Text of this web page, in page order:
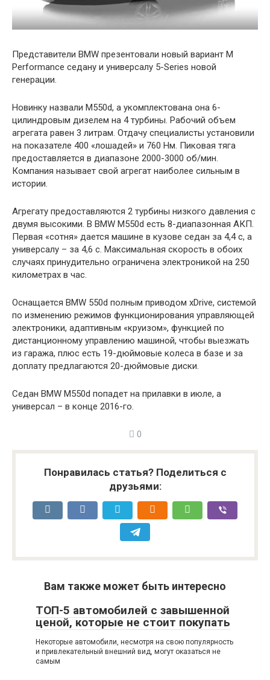
Представители BMW презентовали новый вариант M
Performance седану и универсалу 5-Series новой
генерации.
Новинку назвали M550d, а укомплектована она 6-
цилиндровым дизелем на 4 турбины. Рабочий объем
агрегата равен 3 литрам. Отдачу специалисты установили
на показателе 400 «лошадей» и 760 Нм. Пиковая тяга
предоставляется в диапазоне 2000-3000 об/мин.
Компания называет свой агрегат наиболее сильным в
истории.
Агрегату предоставляются 2 турбины низкого давления с
двумя высокими. В BMW M550d есть 8-диапазонная АКП.
Первая «сотня» дается машине в кузове седан за 4,4 с, а
универсалу – за 4,6 с. Максимальная скорость в обоих
случаях принудительно ограничена электроникой на 250
километрах в час.
Оснащается BMW 550d полным приводом xDrive, системой
по изменению режимов функционирования управляющей
электроники, адаптивным «круизом», функцией по
дистанционному управлению машиной, чтобы выезжать
из гаража, плюс есть 19-дюймовые колеса в базе и за
доплату предлагаются 20-дюймовые диски.
Седан BMW M550d попадет на прилавки в июле, а
универсал – в конце 2016-го.
0
Понравилась статья? Поделиться с
друзьями:
Вам также может быть интересно
ТОП-5 автомобилей с завышенной
ценой, которые не стоит покупать
Некоторые автомобили, несмотря на свою популярность
и привлекательный внешний вид, могут оказаться не
самым